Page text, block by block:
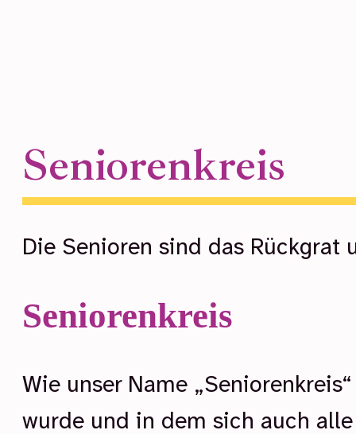
Seniorenkreis
Die Senioren sind das Rückgrat
Seniorenkreis
Wie unser Name
wurde und in dem sich auch